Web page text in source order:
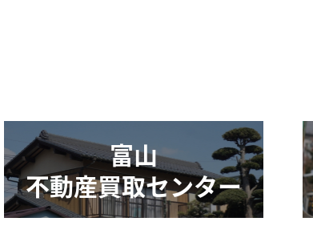
富山
不動産買取センター